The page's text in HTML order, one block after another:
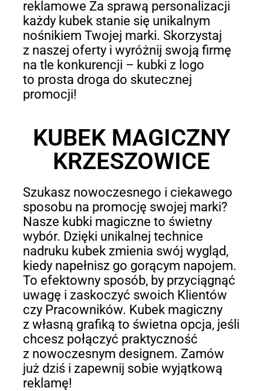
reklamowe Za sprawą personalizacji
każdy kubek stanie się unikalnym
nośnikiem Twojej marki. Skorzystaj
z naszej oferty i wyróżnij swoją firmę
na tle konkurencji – kubki z logo
to prosta droga do skutecznej
promocji!
KUBEK MAGICZNY
KRZESZOWICE
Szukasz nowoczesnego i ciekawego
sposobu na promocję swojej marki?
Nasze kubki magiczne to świetny
wybór. Dzięki unikalnej technice
nadruku kubek zmienia swój wygląd,
kiedy napełnisz go gorącym napojem.
To efektowny sposób, by przyciągnąć
uwagę i zaskoczyć swoich Klientów
czy Pracowników. Kubek magiczny
z własną grafiką to świetna opcja, jeśli
chcesz połączyć praktyczność
z nowoczesnym designem. Zamów
już dziś i zapewnij sobie wyjątkową
reklamę!